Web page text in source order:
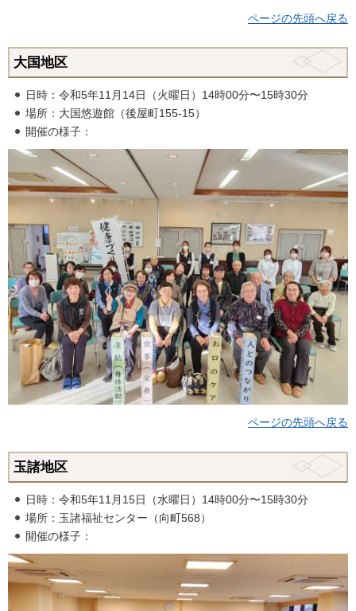
ページの先頭へ戻る
大国地区
日時：令和5年11月14日（火曜日）14時00分〜15時30分
場所：大国悠遊館（後屋町155-15）
開催の様子：
ページの先頭へ戻る
玉諸地区
日時：令和5年11月15日（水曜日）14時00分〜15時30分
場所：玉諸福祉センター（向町568）
開催の様子：